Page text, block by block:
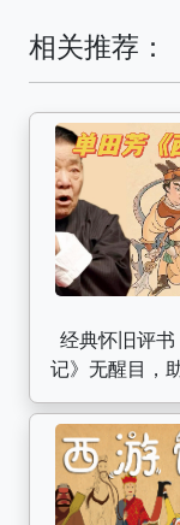
相关推荐：
经典怀旧评
记》无醒目，